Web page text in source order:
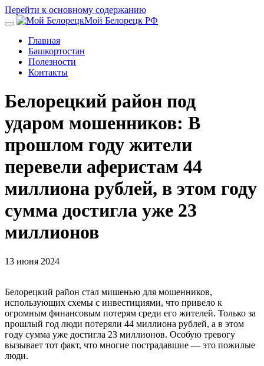
Перейти к основному содержанию
Мой Белорецк РФ
Главная
Башкортостан
Полезности
Контакты
Белорецкий район под
ударом мошенников: В
прошлом году жители
перевели аферистам 44
миллиона рублей, в этом году
сумма достигла уже 23
миллионов
13 июня 2024
Белорецкий район стал мишенью для мошенников,
использующих схемы с инвестициями, что привело к
огромным финансовым потерям среди его жителей. Только за
прошлый год люди потеряли 44 миллиона рублей, а в этом
году сумма уже достигла 23 миллионов. Особую тревогу
вызывает тот факт, что многие пострадавшие — это пожилые
люди.